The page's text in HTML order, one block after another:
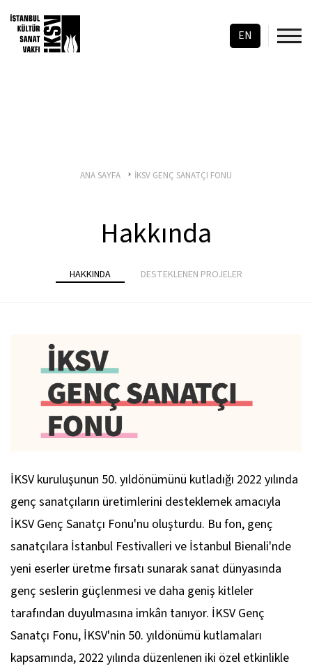
EN
ANA SAYFA İKSV GENÇ SANATÇI FONU
Hakkında
HAKKINDA DESTEKLENEN PROJELER
İKSV kuruluşunun 50. yıldönümünü kutladığı 2022 yılında
genç sanatçıların üretimlerini desteklemek amacıyla
İKSV Genç Sanatçı Fonu'nu oluşturdu. Bu fon, genç
sanatçılara İstanbul Festivalleri ve İstanbul Bienali'nde
yeni eserler üretme fırsatı sunarak sanat dünyasında
genç seslerin güçlenmesi ve daha geniş kitleler
tarafından duyulmasına imkân tanıyor. İKSV Genç
Sanatçı Fonu, İKSV'nin 50. yıldönümü kutlamaları
kapsamında, 2022 yılında düzenlenen iki özel etkinlikle